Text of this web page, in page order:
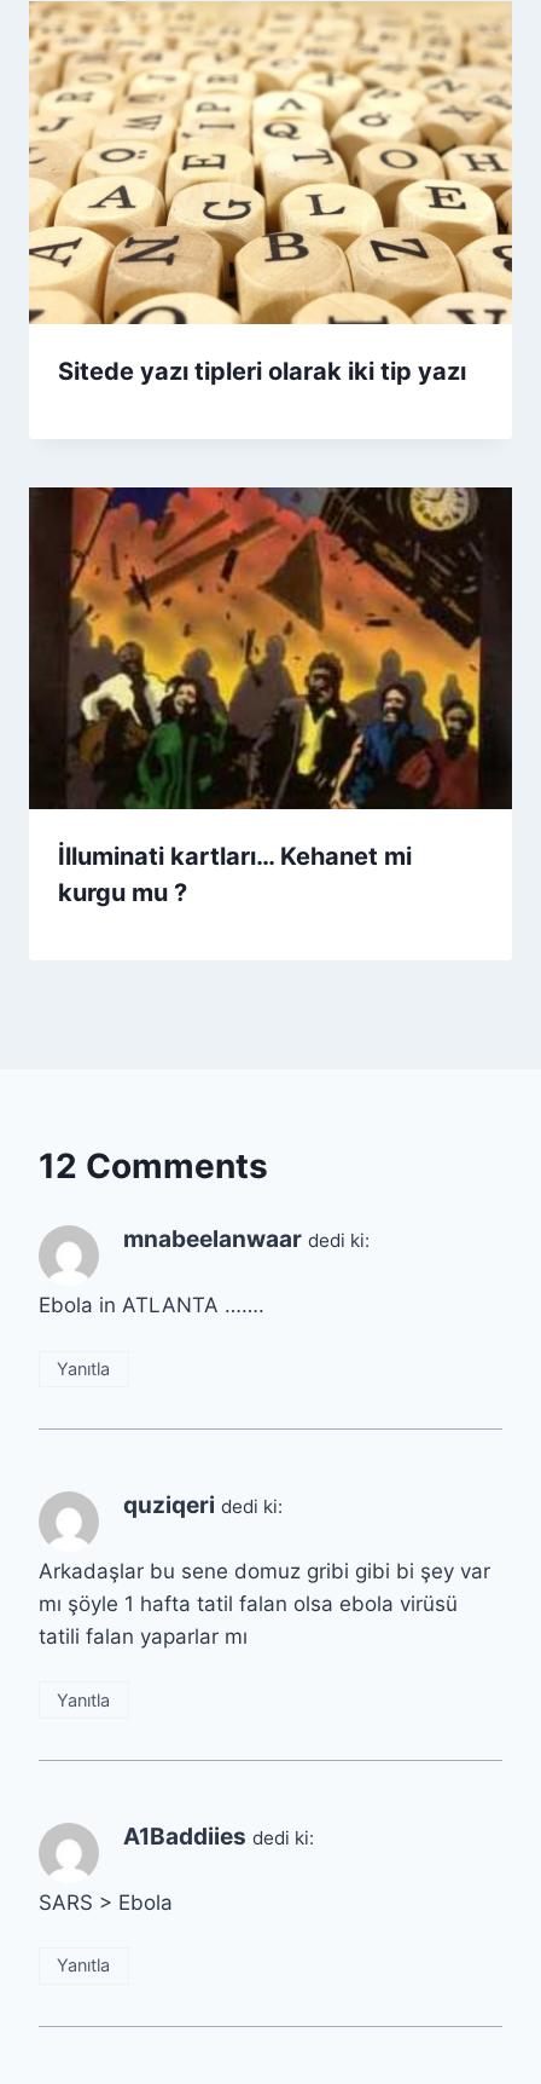
Sitede yazı tipleri olarak iki tip yazı
İlluminati kartları… Kehanet mi
kurgu mu ?
12 Comments
mnabeelanwaar dedi ki:
Ebola in ATLANTA …….
Yanıtla
quziqeri dedi ki:
Arkadaşlar bu sene domuz gribi gibi bi şey var
mı şöyle 1 hafta tatil falan olsa ebola virüsü
tatili falan yaparlar mı
Yanıtla
A1Baddiies dedi ki:
SARS > Ebola
Yanıtla